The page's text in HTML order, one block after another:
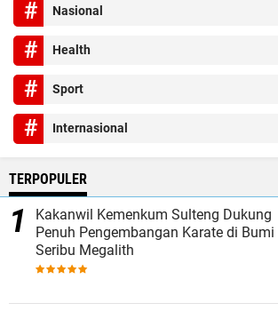
Nasional
Health
Sport
Internasional
TERPOPULER
Kakanwil Kemenkum Sulteng Dukung
Penuh Pengembangan Karate di Bumi
Seribu Megalith